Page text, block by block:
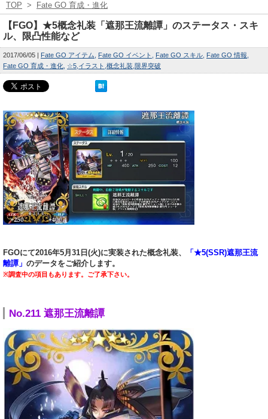
TOP > Fate GO 育成・進化
【FGO】★5概念礼装「遮那王流離譚」のステータス・スキ
ル、限凸性能など
2017/06/05 Fate GO アイテム Fate GO イベント Fate GO スキル
Fate GO 情報
Fate GO 育成・進化 ☆5 イラスト 概念礼装 限界突破
FGOにて2016年5月31日(火)に実装された概念礼装、
「★5(SSR)遮那王流
離譚」 のデータをご紹介します。
※調査中の項目もあります。ご了承下さい。
No.211 遮那王流離譚